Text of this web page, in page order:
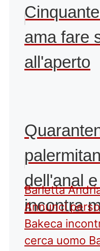
ama fare
all'aperto
dell'anal
incontra
Categorie
Barletta
Annunci
Bakeca
cerca uomo